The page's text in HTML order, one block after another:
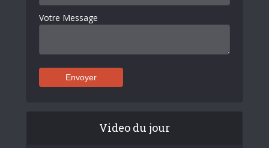
Votre Message
Video du jour